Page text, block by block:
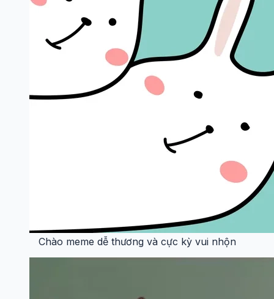
Chào meme dễ thương và cực kỳ vui nhộn